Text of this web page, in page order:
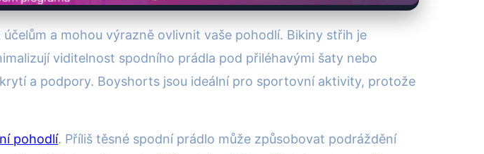
a mohou výrazně ovlivnit vaše pohodlí. Bikiny střih je
viditelnost spodního prádla pod přiléhavými šaty nebo
a podpory. Boyshorts jsou ideální pro sportovní aktivity, protože
pohodlí. Příliš těsné spodní prádlo může způsobovat podráždění